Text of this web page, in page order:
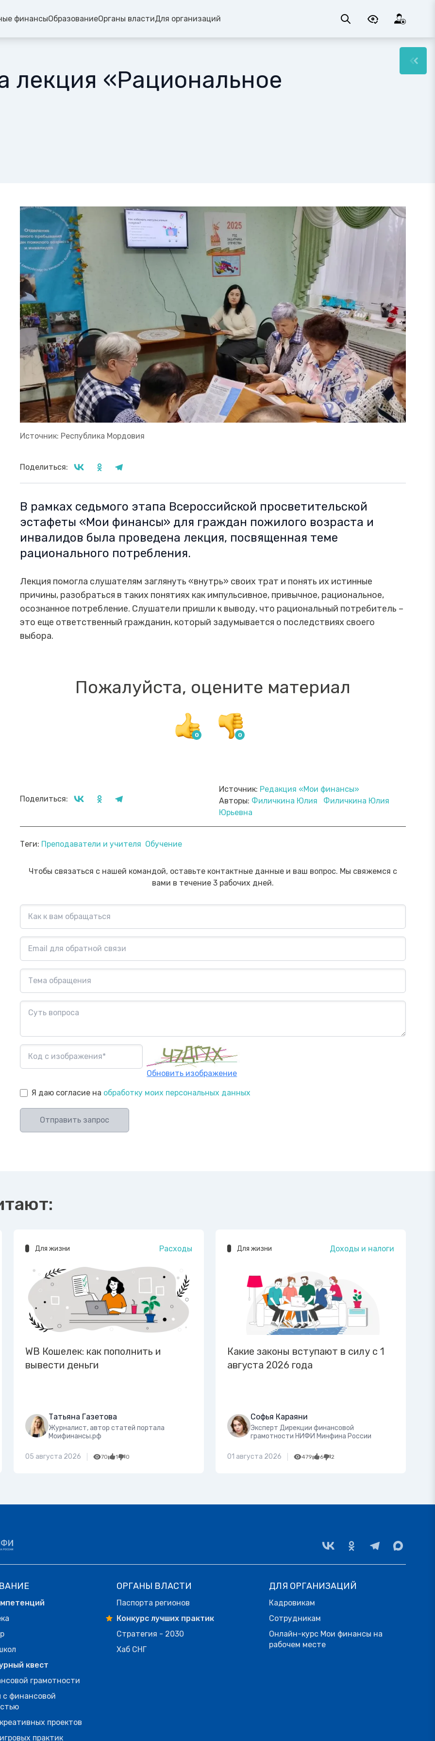
финансыОбразованиеОрганы властиДля организаций
лекция «Рациональное
Источник: Республика Мордовия
Поделиться:
В рамках седьмого этапа Всероссийской просветительской
эстафеты «Мои финансы» для граждан пожилого возраста и
инвалидов была проведена лекция, посвященная теме
рационального потребления.
Лекция помогла слушателям заглянуть «внутрь» своих трат и понять их истинные
причины, разобраться в таких понятиях как импульсивное, привычное, рациональное,
осознанное потребление. Слушатели пришли к выводу, что рациональный потребитель –
это еще ответственный гражданин, который задумывается о последствиях своего
выбора.
Пожалуйста, оцените материал
Поделиться:
Источник: Редакция «Мои финансы»
Авторы: Филичкина Юлия
Филичкина Юлия
Юрьевна
Теги: Преподаватели и учителя Обучение
Чтобы связаться с нашей командой, оставьте контактные данные и ваш вопрос. Мы свяжемся с
вами в течение 3 рабочих дней.
Обновить изображение
Я даю согласие на обработку моих персональных данных
Отправить запрос
Финансовый блогер»
Посмотреть→ Посмотреть→
Для жизни Расходы
WB Кошелек: как пополнить и
вывести деньги
Татьяна Газетова
Журналист, автор статей портала
Моифинансы.рф
05 августа 2026 70 1 0
Для жизни Доходы и налоги
Какие законы вступают в силу с 1
августа 2026 года
Софья Караяни
Эксперт Дирекции финансовой
грамотности НИФИ Минфина России
01 августа 2026 479 6 2
квест
грамотности
с финансовой
проектов
практик
ОРГАНЫ ВЛАСТИ
Паспорта регионов
Конкурс лучших практик
Стратегия - 2030
Хаб СНГ
ДЛЯ ОРГАНИЗАЦИЙ
Кадровикам
Сотрудникам
Онлайн-курс Мои финансы на
рабочем месте